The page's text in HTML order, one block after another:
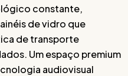
constante,
de vidro que
de transporte
Um espaço premium
audiovisual